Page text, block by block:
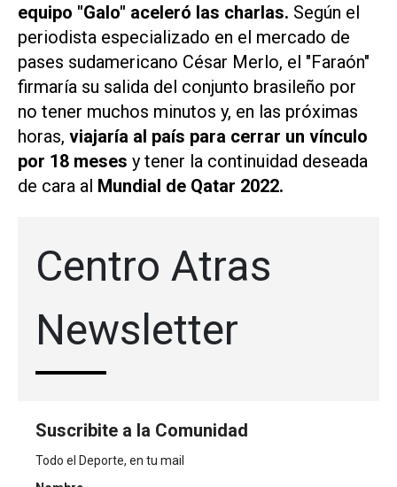
equipo "Galo" aceleró las charlas. Según el
periodista especializado en el mercado de
pases sudamericano César Merlo, el "Faraón"
firmaría su salida del conjunto brasileño por
no tener muchos minutos y, en las próximas
horas, viajaría al país para cerrar un vínculo
por 18 meses y tener la continuidad deseada
de cara al Mundial de Qatar 2022.